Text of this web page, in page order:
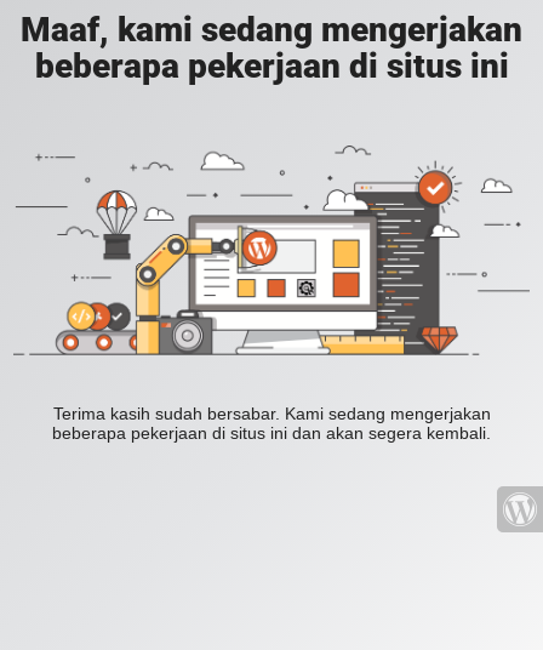
Maaf, kami sedang mengerjakan
beberapa pekerjaan di situs ini
Terima kasih sudah bersabar. Kami sedang mengerjakan
beberapa pekerjaan di situs ini dan akan segera kembali.